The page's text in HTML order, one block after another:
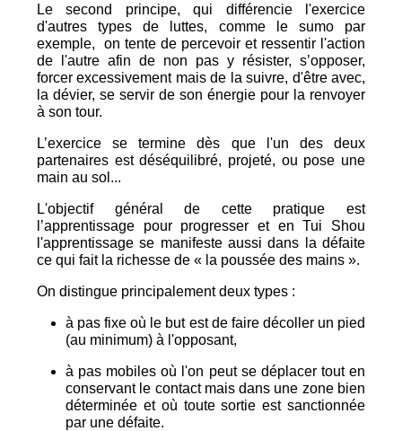
Le second principe, qui différencie l'exercice
d'autres types de luttes, comme le sumo par
exemple, on tente de percevoir et ressentir l'action
de l'autre afin de non pas y résister, s’opposer,
forcer excessivement mais de la suivre, d'être avec,
la dévier, se servir de son énergie pour la renvoyer
à son tour.
L’exercice se termine dès que l'un des deux
partenaires est déséquilibré, projeté, ou pose une
main au sol...
L'objectif général de cette pratique est
l’apprentissage pour progresser et en Tui Shou
l'apprentissage se manifeste aussi dans la défaite
ce qui fait la richesse de « la poussée des mains ».
On distingue principalement deux types :
à pas fixe où le but est de faire décoller un pied
(au minimum) à l'opposant,
à pas mobiles où l'on peut se déplacer tout en
conservant le contact mais dans une zone bien
déterminée et où toute sortie est sanctionnée
par une défaite.